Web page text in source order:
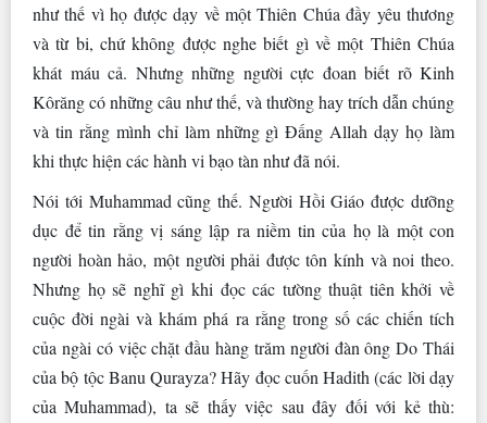
như thế vì họ được dạy về một Thiên Chúa đầy yêu thương
và từ bi, chứ không được nghe biết gì về một Thiên Chúa
khát máu cả. Nhưng những người cực đoan biết rõ Kinh
Kôrăng có những câu như thế, và thường hay trích dẫn chúng
và tin rằng mình chỉ làm những gì Đấng Allah dạy họ làm
khi thực hiện các hành vi bạo tàn như đã nói.
Nói tới Muhammad cũng thế. Người Hồi Giáo được dưỡng
dục để tin rằng vị sáng lập ra niềm tin của họ là một con
người hoàn hảo, một người phải được tôn kính và noi theo.
Nhưng họ sẽ nghĩ gì khi đọc các tường thuật tiên khởi về
cuộc đời ngài và khám phá ra rằng trong số các chiến tích
của ngài có việc chặt đầu hàng trăm người đàn ông Do Thái
của bộ tộc Banu Qurayza? Hãy đọc cuốn Hadith (các lời dạy
của Muhammad), ta sẽ thấy việc sau đây đối với kẻ thù: